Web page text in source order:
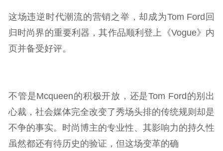
这场违逆时代潮流的营销之举，却成为Tom Ford回
归时尚界的重要利器，其作品顺利登上《Vogue》内
页并备受好评。
不管是Mcqueen的积极开放，还是Tom Ford的别出
心裁，社会媒体完全改变了秀场头排的传统规则却是
不争的事实。时尚博主的专业性、其影响力的持久性
虽然都还有待历史的验证，但这场变革的确